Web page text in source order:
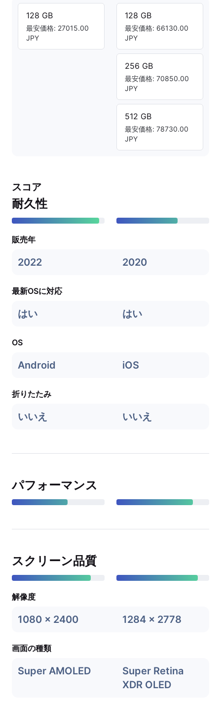
128 GB
最安価格: 27015.00
JPY
128 GB
最安価格: 66130.00
JPY
256 GB
最安価格: 70850.00
JPY
512 GB
最安価格: 78730.00
JPY
スコア
耐久性
販売年
2022 2020
最新OSに対応
はい はい
OS
Android iOS
折りたたみ
いいえ いいえ
パフォーマンス
スクリーン品質
解像度
1080 x 2400 1284 x 2778
画面の種類
Super AMOLED
Super Retina
XDR OLED